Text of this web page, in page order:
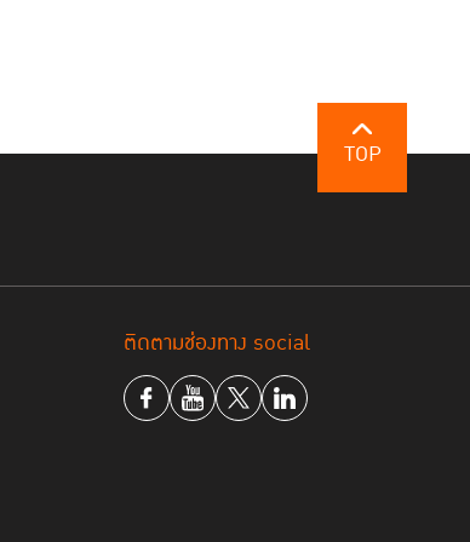
ลให้แก่เด็ก มากกว่าที่จะเยียวยาเด็ก จึง
บวนการยุติธรรมจำเป็นต้องคำนึงถึงผล
าจะเป็นการเก็บรวบรวมข้อมูล พยาน
TOP
ติดตามช่องทาง social